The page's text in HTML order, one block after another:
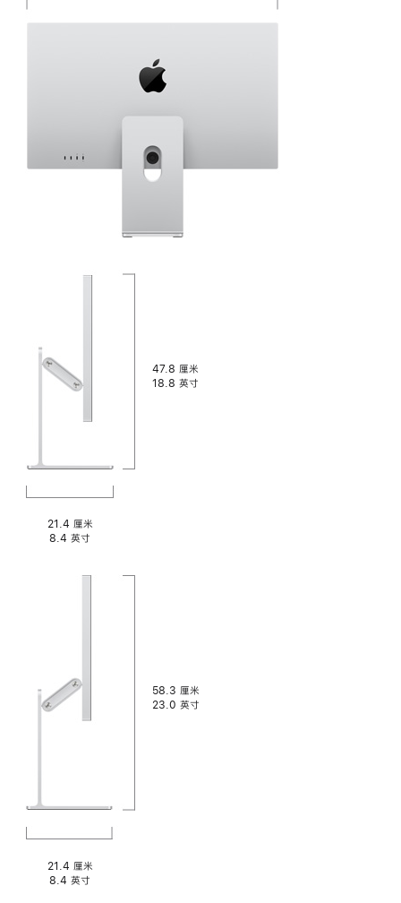
支
21.4 厘米
8.4 英寸
高
47.8 厘米
18.8 英寸
宽
高
58.3 厘米
23.0 英寸
支
21.4 厘米
8.4 英寸